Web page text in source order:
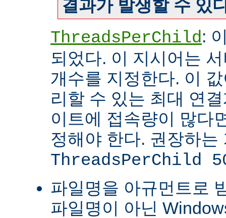
결과가 발생할 수 있
ThreadsPerChild:
되었다. 이 지시어는
개수를 지정한다. 이
리할 수 있는 최대 연
이트에 접속량이 많다
정해야 한다. 권장하는
ThreadsPerChild
파일명을 아규먼트로
파일명이 아닌